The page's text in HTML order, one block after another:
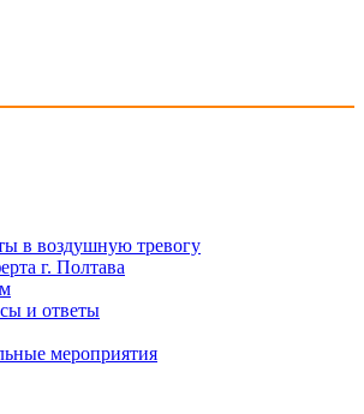
в воздушную тревогу
г. Полтава
и ответы
мероприятия